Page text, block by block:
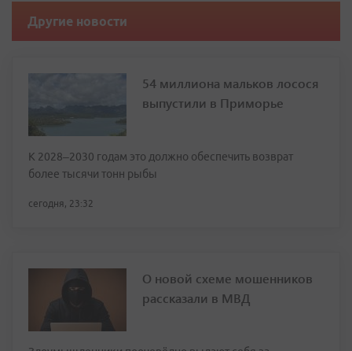
Другие новости
54 миллиона мальков лосося
выпустили в Приморье
К 2028–2030 годам это должно обеспечить возврат
более тысячи тонн рыбы
сегодня, 23:32
О новой схеме мошенников
рассказали в МВД